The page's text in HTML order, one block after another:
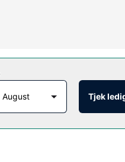
med gratis
serveres dagligt
August Tjek